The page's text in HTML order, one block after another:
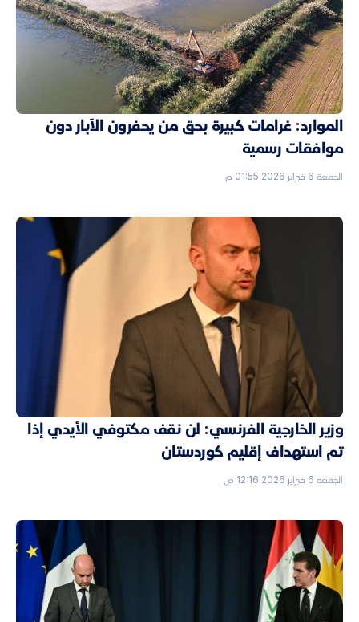
الموارد: غرامات كبيرة بحق من يحفرون الآبار دون
موافقات رسمية
الجمعة 6 فبراير 2026 01:55 م
وزير الخارجية الفرنسي: لن نقف مكتوفي الأيدي إذا
تم استهداف إقليم كوردستان
الجمعة 6 فبراير 2026 12:16 ص